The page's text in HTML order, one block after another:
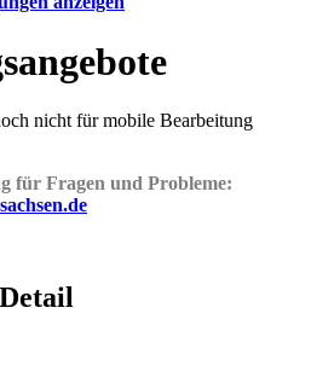
nicht für mobile Bearbeitung
für Fragen und Probleme: